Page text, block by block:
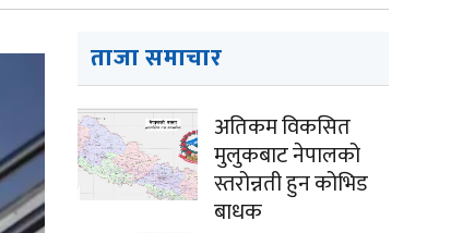
ताजा समाचार
अतिकम विकसित
मुलुकबाट नेपालको
स्तरोन्नती हुन कोभिड
बाधक